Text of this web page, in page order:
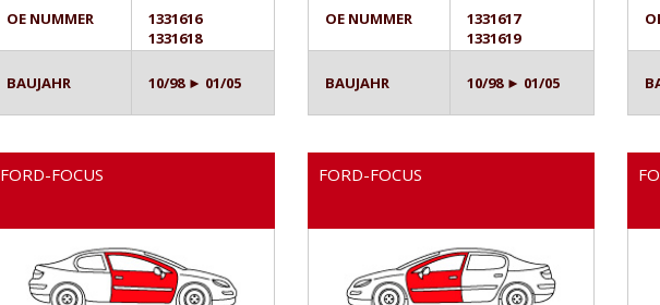
OE NUMMER
1331616
1331618
BAUJAHR 10/98 ► 01/05
OE NUMMER
1331617
1331619
BAUJAHR 10/98 ► 01/05
FORD-FOCUS FORD-FOCUS